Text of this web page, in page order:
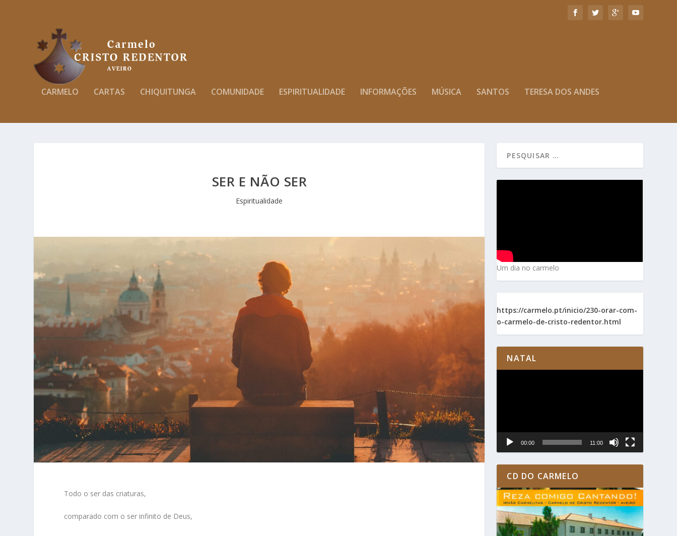
CARMELO CARTAS CHIQUITUNGA COMUNIDADE ESPIRITUALIDADE INFORMAÇÕES MÚSICA SANTOS TERESA DOS ANDES
SER E NÃO SER
Espiritualidade
Todo o ser das criaturas,
comparado com o ser infinito de Deus,
Um dia no carmelo
https://carmelo.pt/inicio/230-orar-com-
o-carmelo-de-cristo-redentor.html
NATAL
00:00 11:00
CD DO CARMELO